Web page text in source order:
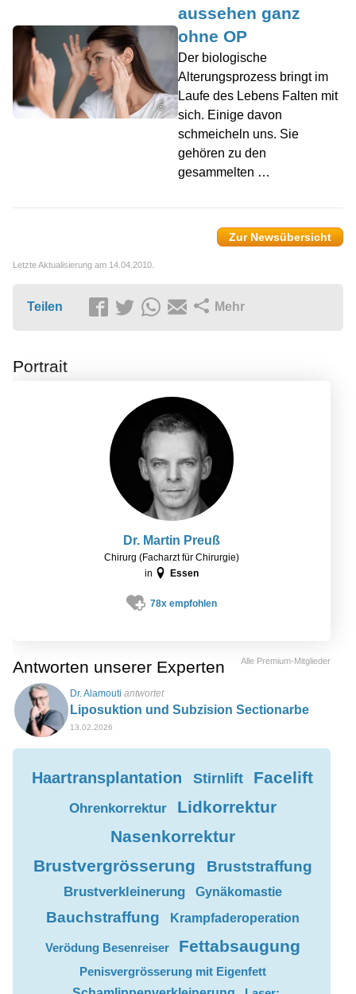
©
aussehen ganz
ohne OP
Der biologische
Alterungsprozess bringt im
Laufe des Lebens Falten mit
sich. Einige davon
schmeicheln uns. Sie
gehören zu den
gesammelten …
Zur Newsübersicht
Letzte Aktualisierung am 14.04.2010.
Teilen Mehr
Portrait
Dr. Martin Preuß
Chirurg (Facharzt für Chirurgie)
in
Essen
78x empfohlen
Alle Premium-Mitglieder
Antworten unserer Experten
Dr. Alamouti antwortet
Liposuktion und Subzision Sectionarbe
13.02.2026
Haartransplantation Stirnlift Facelift
Ohrenkorrektur
Lidkorrektur
Nasenkorrektur
Brustvergrösserung
Bruststraffung
Brustverkleinerung Gynäkomastie
Bauchstraffung Krampfaderoperation
Verödung Besenreiser Fettabsaugung
Penisvergrösserung mit Eigenfett